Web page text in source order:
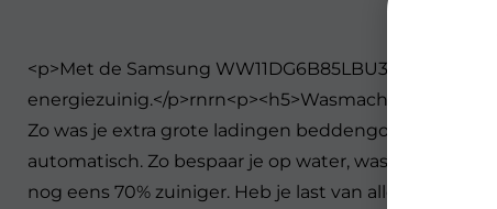
<p>Met de Samsung WW11DG6B85LBU3 +
energiezuinig.</p>rnrn<p><h5>Wasmachine</
Zo was je extra grote ladingen beddengoed of een
automatisch. Zo bespaar je op water, wasmiddel én
nog eens 70% zuiniger. Heb je last van allergieën?